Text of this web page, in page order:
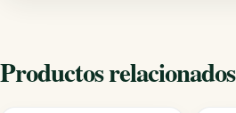
Productos relacionados